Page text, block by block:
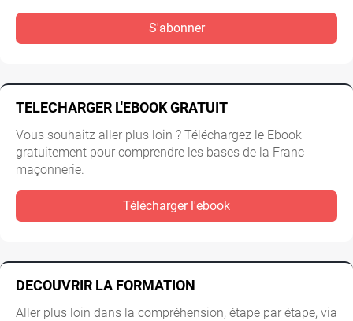
S'abonner
TELECHARGER L'EBOOK GRATUIT
Vous souhaitz aller plus loin ? Téléchargez le Ebook
gratuitement pour comprendre les bases de la Franc-
maçonnerie.
Télécharger l'ebook
DECOUVRIR LA FORMATION
Aller plus loin dans la compréhension, étape par étape, via